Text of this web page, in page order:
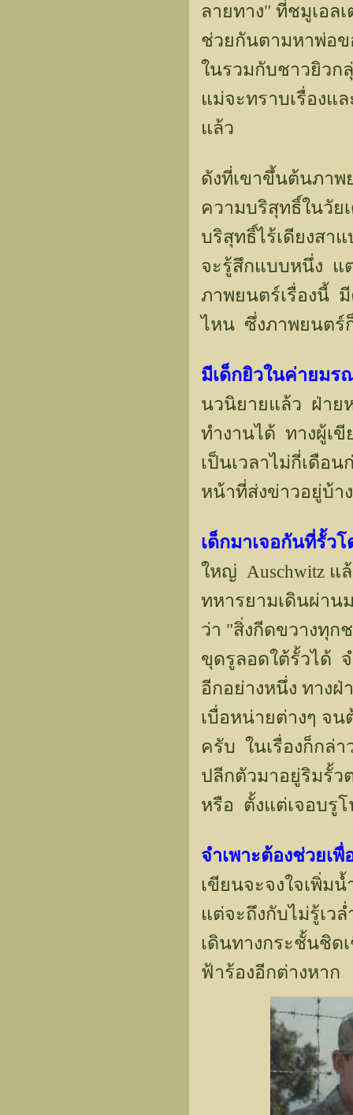
ลายทาง" ที่ชมูเอล
ช่วยกันตามหาพ่อข
ในรวมกับชาวยิวก
แม่จะทราบเรื่องแ
แล้ว
ดังที่เขาขึ้นต้นภาพ
ความบริสุทธิ์ในวัย
บริสุทธิ์ไร้เดียงสา
จะรู้สึกแบบหนึ่ง แ
ภาพยนตร์เรื่องนี้
ไหน ซึ่งภาพยนตร์
มีเด็กยิวในค่ายมร
นวนิยายแล้ว ฝ่ายห
ทำงานได้ ทางผู้เขี
เป็นเวลาไม่กี่เดือ
หน้าที่ส่งข่าวอยู่บ้าง
เด็กมาเจอกันที่รั้ว
ใหญ่ Auschwitz แ
ทหารยามเดินผ่าน
ว่า "สิ่งกีดขวางทุก
ขุดรูลอดใต้รั้วได้
อีกอย่างหนึ่ง ทาง
เบื่อหน่ายต่างๆ จ
ครับ ในเรื่องก็กล่
ปลีกตัวมาอยู่ริมรั้ว
หรือ ตั้งแต่เจอบรู
จำเพาะต้องช่วยเ
เขียนจะจงใจเพิ่ม
แต่จะถึงกับไม่รู้เว
เดินทางกระชั้นชิด
ฟ้าร้องอีกต่างหาก